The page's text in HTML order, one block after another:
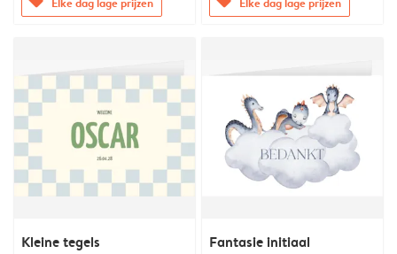
Kleine tegels Fantasie initiaal